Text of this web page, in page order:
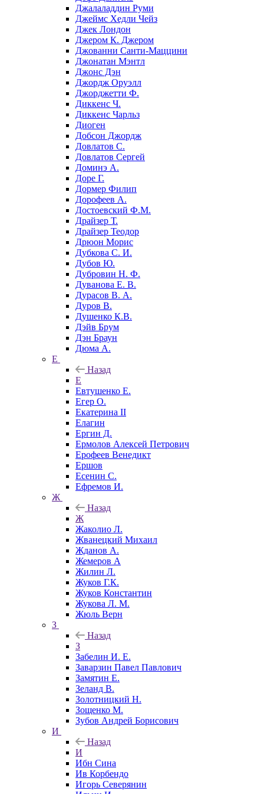
Джалаладдин Руми
Джеймс Хедли Чейз
Джек Лондон
Джером К. Джером
Джованни Санти-Маццини
Джонатан Мэнтл
Джонс Дэн
Джордж Оруэлл
Джорджетти Ф.
Диккенс Ч.
Диккенс Чарльз
Диоген
Добсон Джордж
Довлатов С.
Довлатов Сергей
Доминэ А.
Доре Г.
Дормер Филип
Дорофеев А.
Достоевский Ф.М.
Драйзер Т.
Драйзер Теодор
Дрюон Морис
Дубкова С. И.
Дубов Ю.
Дубровин Н. Ф.
Дуванова Е. В.
Дурасов В. А.
Дуров В.
Душенко К.В.
Дэйв Брум
Дэн Браун
Дюма А.
Е
Назад
Е
Евтушенко Е.
Егер О.
Екатерина II
Елагин
Ергин Д.
Ермолов Алексей Петрович
Ерофеев Венедикт
Ершов
Есенин С.
Ефремов И.
Ж
Назад
Ж
Жаколио Л.
Жванецкий Михаил
Жданов А.
Жемеров А
Жилин Л.
Жуков Г.К.
Жуков Константин
Жукова Л. М.
Жюль Верн
З
Назад
З
Забелин И. Е.
Заварзин Павел Павлович
Замятин Е.
Зеланд В.
Золотницкий Н.
Зощенко М.
Зубов Андрей Борисович
И
Назад
И
Ибн Сина
Ив Корбендо
Игорь Северянин